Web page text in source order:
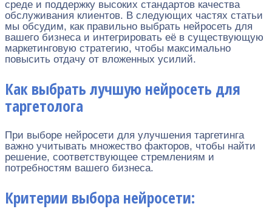
среде и поддержку высоких стандартов качества
обслуживания клиентов. В следующих частях статьи
мы обсудим, как правильно выбрать нейросеть для
вашего бизнеса и интегрировать её в существующую
маркетинговую стратегию, чтобы максимально
повысить отдачу от вложенных усилий.
Как выбрать лучшую нейросеть для
таргетолога
При выборе нейросети для улучшения таргетинга
важно учитывать множество факторов, чтобы найти
решение, соответствующее стремлениям и
потребностям вашего бизнеса.
Критерии выбора нейросети: